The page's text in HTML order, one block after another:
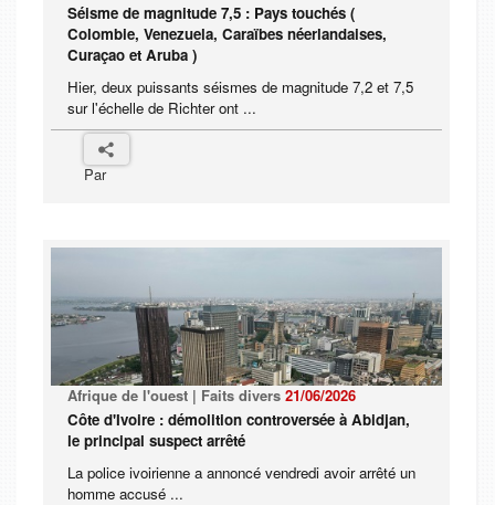
Séisme de magnitude 7,5 : Pays touchés (
Colombie, Venezuela, Caraïbes néerlandaises,
Curaçao et Aruba )
Hier, deux puissants séismes de magnitude 7,2 et 7,5
sur l'échelle de Richter ont ...
Par
Afrique de l'ouest | Faits divers 21/06/2026
Côte d'Ivoire : démolition controversée à Abidjan,
le principal suspect arrêté
La police ivoirienne a annoncé vendredi avoir arrêté un
homme accusé ...